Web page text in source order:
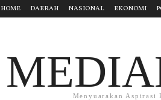
HOME DAERAH NASIONAL EKONOMI
Menyuarakan Aspirasi